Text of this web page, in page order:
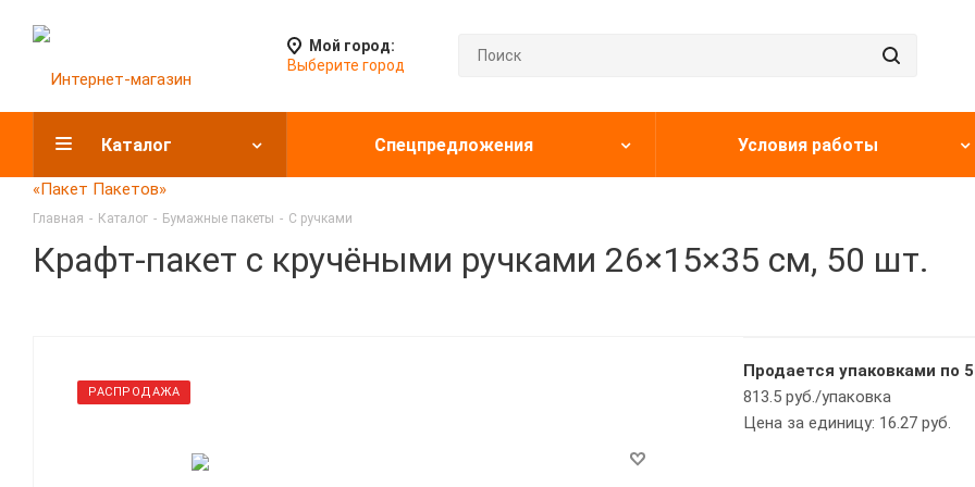
Мой город:
Выберите город
Каталог Спецпредложения Условия работы
Главная - Каталог - Бумажные пакеты - С ручками
Крафт-пакет с кручёными ручками 26×15×35 см, 50 шт.
РАСПРОДАЖА
Продается упаковками по
813.5 руб./упаковка
Цена за единицу: 16.27 руб.